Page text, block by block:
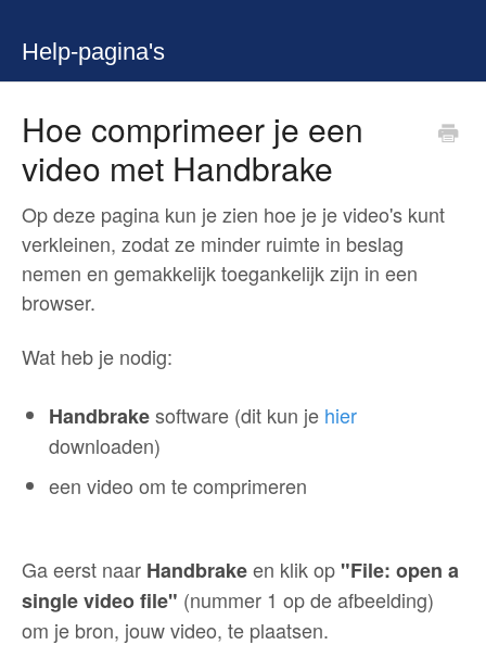
Help-pagina's
Hoe comprimeer je een
video met Handbrake
Op deze pagina kun je zien hoe je je video's kunt
verkleinen, zodat ze minder ruimte in beslag
nemen en gemakkelijk toegankelijk zijn in een
browser.
Wat heb je nodig:
Handbrakesoftware (dit kun je hier
downloaden)
een video om te comprimeren
Ga eerst naar Handbrakeen klik op "File: open a
single video file" (nummer 1 op de afbeelding)
om je bron, jouw video, te plaatsen.